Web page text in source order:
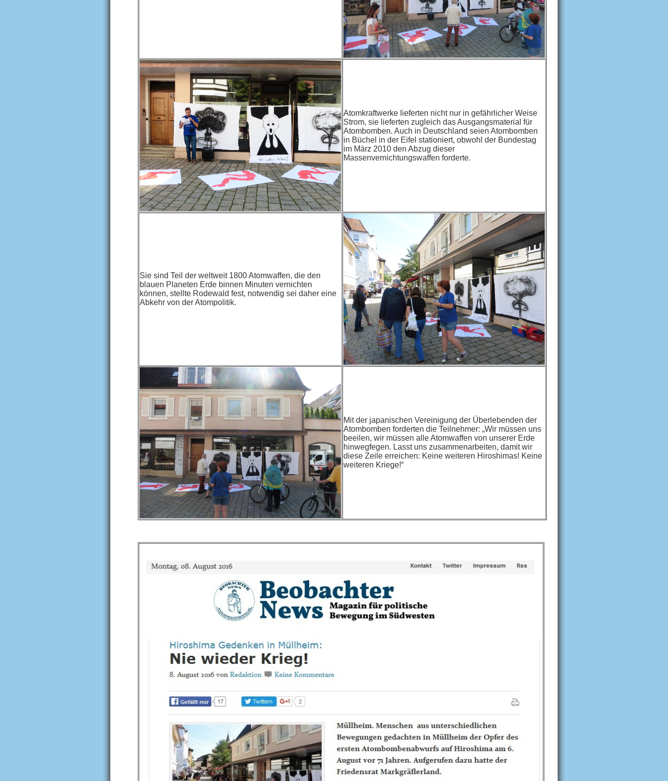
Atomkraftwerke lieferten nicht nur in gefährlicher Weise
Strom, sie lieferten zugleich das Ausgangsmaterial für
Atombomben. Auch in Deutschland seien Atombomben
in Büchel in der Eifel stationiert, obwohl der Bundestag
im März 2010 den Abzug dieser
Massenvernichtungswaffen forderte.
Sie sind Teil der weltweit 1800 Atomwaffen, die den
blauen Planeten Erde binnen Minuten vernichten
können, stellte Rodewald fest, notwendig sei daher eine
Abkehr von der Atompolitik.
Mit der japanischen Vereinigung der Überlebenden der
Atombomben forderten die Teilnehmer: „Wir müssen uns
beeilen, wir müssen alle Atomwaffen von unserer Erde
hinwegfegen. Lasst uns zusammenarbeiten, damit wir
diese Zeile erreichen: Keine weiteren Hiroshimas! Keine
weiteren Kriege!“